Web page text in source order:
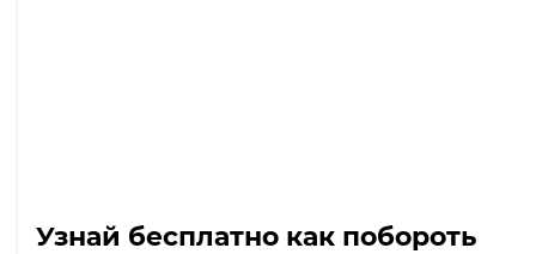
Узнай бесплатно как побороть